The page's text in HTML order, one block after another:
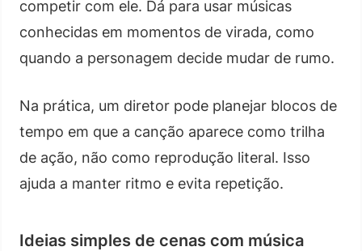
competir com ele. Dá para usar músicas
conhecidas em momentos de virada, como
quando a personagem decide mudar de rumo.
Na prática, um diretor pode planejar blocos de
tempo em que a canção aparece como trilha
de ação, não como reprodução literal. Isso
ajuda a manter ritmo e evita repetição.
Ideias simples de cenas com música